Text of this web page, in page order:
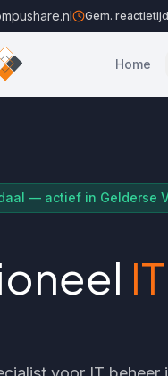
Gem.
Home
— actief in Gelderse